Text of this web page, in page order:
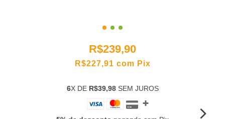
R$239,90
R$227,91 com Pix
6X DE R$39,98SEM JUROS